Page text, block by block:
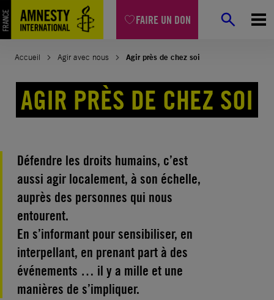
FAIRE UN DON
Aller
au
contenu
Accueil Agir avec nous Agir près de chez soi
AGIR PRÈS DE CHEZ SOI
Défendre les droits humains, c’est
aussi agir localement, à son échelle,
auprès des personnes qui nous
entourent.
En s’informant pour sensibiliser, en
interpellant, en prenant part à des
événements … il y a mille et une
manières de s’impliquer.